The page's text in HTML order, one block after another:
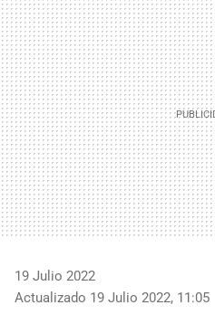
19 Julio 2022
Actualizado 19 Julio 2022, 11:05